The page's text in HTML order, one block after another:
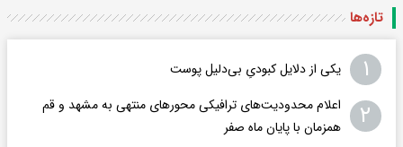
تازه‌ها
۱ یکی از دلایل کبودیِ بی‌دلیل پوست
۲
اعلام محدودیت‌های ترافیکی محورهای منتهی به مشهد و قم
همزمان با پایان ماه صفر